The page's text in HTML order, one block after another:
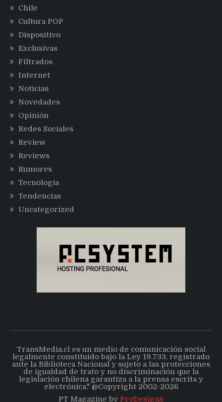
Chile
Cultura POP
Dispositivo
Exclusivas
Filtrados
Internet
Noticias
Novedades
Opinión
Redes Sociales
Review
Reviews
Rumores
Tecnología
Tendencias
Uncategorized
TransMedia.cl es un medio de comunicación social
legalmente constituido bajo la Ley 19.733, registrado
ante la Biblioteca Nacional y sujeto a las protecciones
de igualdad de trato y no discriminación que la
legislación chilena garantiza a la prensa escrita y
electrónica." @Copyright 2002-2026
PT Magazine by ProDesigns